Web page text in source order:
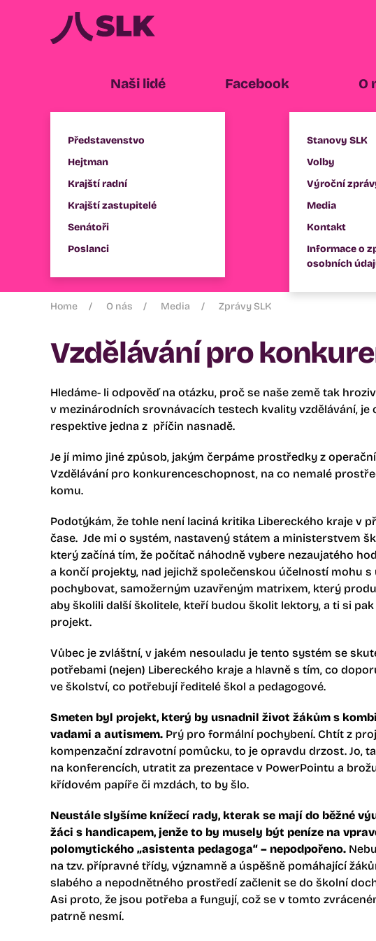
Naši lidé
Představenstvo
Hejtman
Krajští radní
Krajští zastupitelé
Senátoři
Poslanci
Facebook O
Stanovy SLK
Volby
Výroční
Media
Kontakt
Informace o
osobních
Home O nás Media Zprávy SLK
Vzdělávání pro
Hledáme- li odpověď na otázku, proč se naše země tak
v mezinárodních srovnávacích testech kvality vzdělávání, je
respektive jedna z příčin nasnadě.
Je jí mimo jiné způsob, jakým čerpáme prostředky z
Vzdělávání pro konkurenceschopnost, na co nemalé
komu.
Podotýkám, že tohle není laciná kritika Libereckého kraje v
čase. Jde mi o systém, nastavený státem a ministerstvem
který začíná tím, že počítač náhodně vybere nezaujatého
a končí projekty, nad jejichž společenskou účelností mohu s
pochybovat, samožerným uzavřeným matrixem, který
aby školili další školitele, kteří budou školit lektory, a ti si
projekt.
Vůbec je zvláštní, v jakém nesouladu je tento systém se
potřebami (nejen) Libereckého kraje a hlavně s tím, co
ve školství, co potřebují ředitelé škol a pedagogové.
Smeten byl projekt, který by usnadnil život žákům s
vadami a autismem. Prý pro formální pochybení. Chtít z
kompenzační zdravotní pomůcku, to je opravdu drzost. Jo,
na konferencích, utratit za prezentace v PowerPointu a
křídovém papíře či mzdách, to by šlo.
Neustále slyšíme knížecí rady, kterak se mají do běžné
žáci s handicapem, jenže to by musely být peníze na
polomytického „asistenta pedagoga“ – nepodpořeno.
na tzv. přípravné třídy, významně a úspěšně pomáhající
slabého a nepodnětného prostředí začlenit se do školní
Asi proto, že jsou potřeba a fungují, což se v tomto
patrně nesmí.